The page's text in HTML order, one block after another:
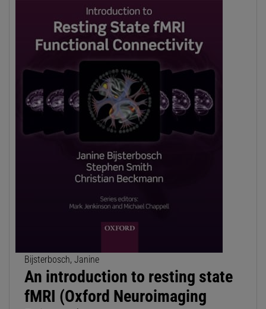
Bijsterbosch, Janine
An introduction to resting state
fMRI (Oxford Neuroimaging